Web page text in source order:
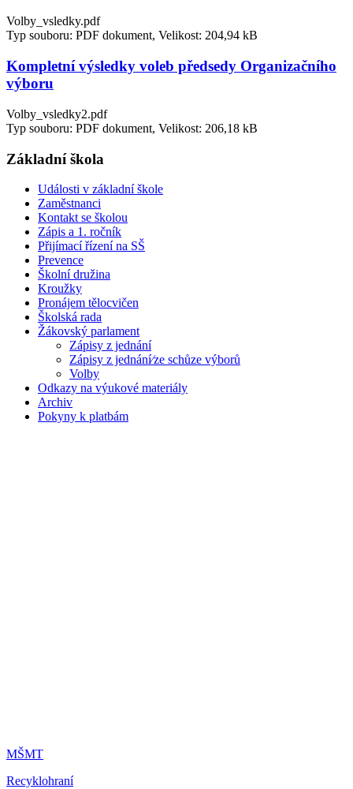
Volby_vsledky.pdf
Typ souboru: PDF dokument, Velikost: 204,94 kB
Kompletní výsledky voleb předsedy Organizačního
výboru
Volby_vsledky2.pdf
Typ souboru: PDF dokument, Velikost: 206,18 kB
Základní škola
Události v základní škole
Zaměstnanci
Kontakt se školou
Zápis a 1. ročník
Přijímací řízení na SŠ
Prevence
Školní družina
Kroužky
Pronájem tělocvičen
Školská rada
Žákovský parlament
Zápisy z jednání
Zápisy z jednání⁄ze schůze výborů
Volby
Odkazy na výukové materiály
Archiv
Pokyny k platbám
MŠMT
Recyklohraní